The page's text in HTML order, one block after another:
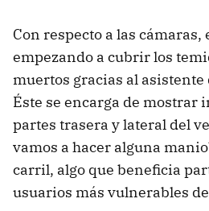
Con respecto a las cámaras,
empezando a cubrir los
muertos gracias al asistente
Éste se encarga de mostrar
partes trasera y lateral del
vamos a hacer alguna
carril, algo que beneficia
usuarios más vulnerables